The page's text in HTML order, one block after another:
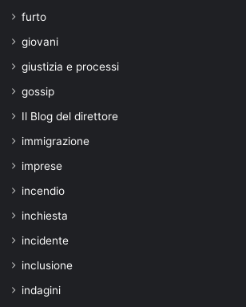
furto
giovani
giustizia e processi
gossip
Il Blog del direttore
immigrazione
imprese
incendio
inchiesta
incidente
inclusione
indagini